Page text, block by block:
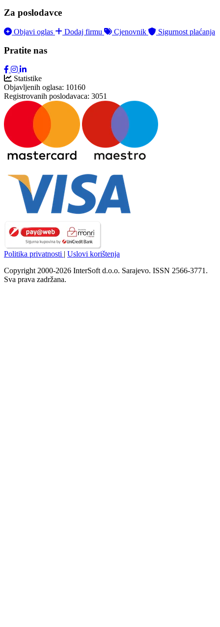
Za poslodavce
Objavi oglas Dodaj firmu Cjenovnik Sigurnost plaćanja
Pratite nas
Statistike
Objavljenih oglasa: 10160
Registrovanih poslodavaca: 3051
Politika privatnosti | Uslovi korištenja
Copyright 2000-2026 InterSoft d.o.o. Sarajevo. ISSN 2566-3771.
Sva prava zadržana.